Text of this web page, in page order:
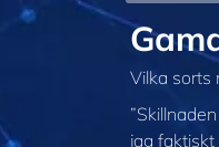
Vilka sorts
jag